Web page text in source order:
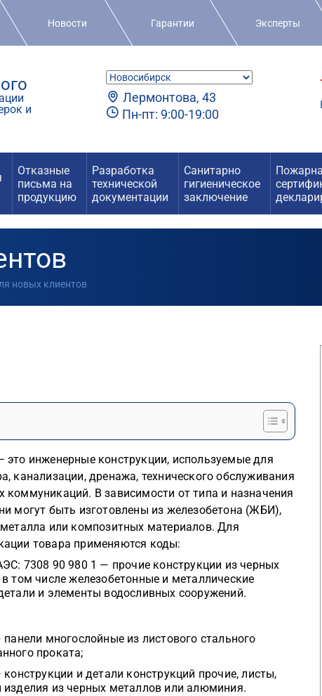
Новости Гарантии Эксперты
и
Лермонтова, 43
Пн-пт: 9:00-19:00
Отказные
письма на
продукцию
Разработка
технической
документации
Санитарно
гигиеническое
заключение
новых клиентов
это инженерные конструкции, используемые для
канализации, дренажа, технического обслуживания
коммуникаций. В зависимости от типа и назначения
могут быть изготовлены из железобетона (ЖБИ),
или композитных материалов. Для
товара применяются коды:
7308 90 980 1 — прочие конструкции из черных
том числе железобетонные и металлические
и элементы водосливных сооружений.
многослойные из листового стального
проката;
и детали конструкций прочие, листы,
изделия из черных металлов или алюминия.